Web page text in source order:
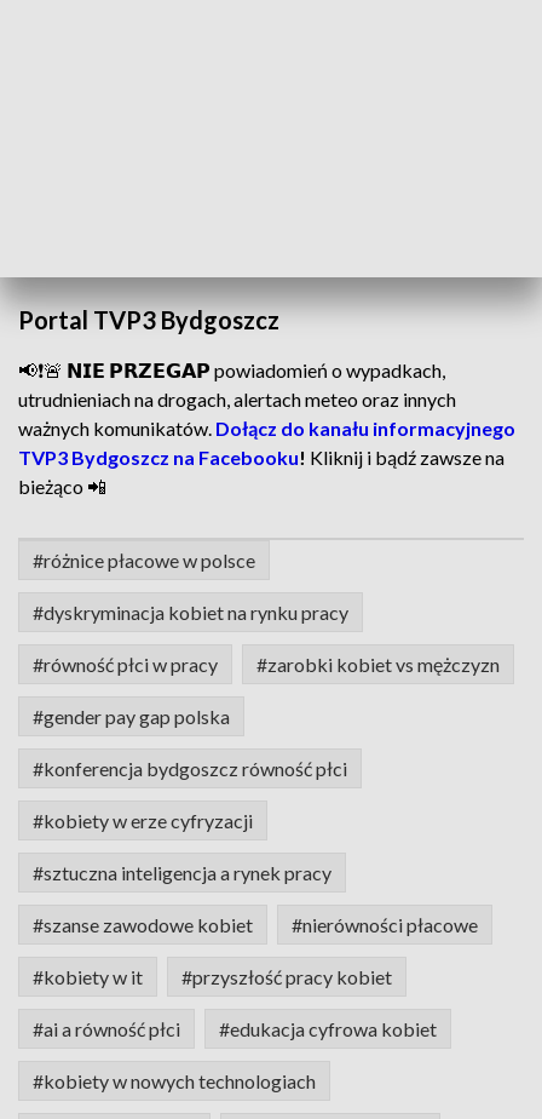
Portal TVP3 Bydgoszcz
📢❗🚨 𝗡𝗜𝗘 𝗣𝗥𝗭𝗘𝗚𝗔𝗣 powiadomień o wypadkach,
utrudnieniach na drogach, alertach meteo oraz innych
ważnych komunikatów. Dołącz do kanału informacyjnego
TVP3 Bydgoszcz na Facebooku! Kliknij i bądź zawsze na
bieżąco 📲
#różnice płacowe w polsce
#dyskryminacja kobiet na rynku pracy
#równość płci w pracy #zarobki kobiet vs mężczyzn
#gender pay gap polska
#konferencja bydgoszcz równość płci
#kobiety w erze cyfryzacji
#sztuczna inteligencja a rynek pracy
#szanse zawodowe kobiet #nierówności płacowe
#kobiety w it #przyszłość pracy kobiet
#ai a równość płci #edukacja cyfrowa kobiet
#kobiety w nowych technologiach